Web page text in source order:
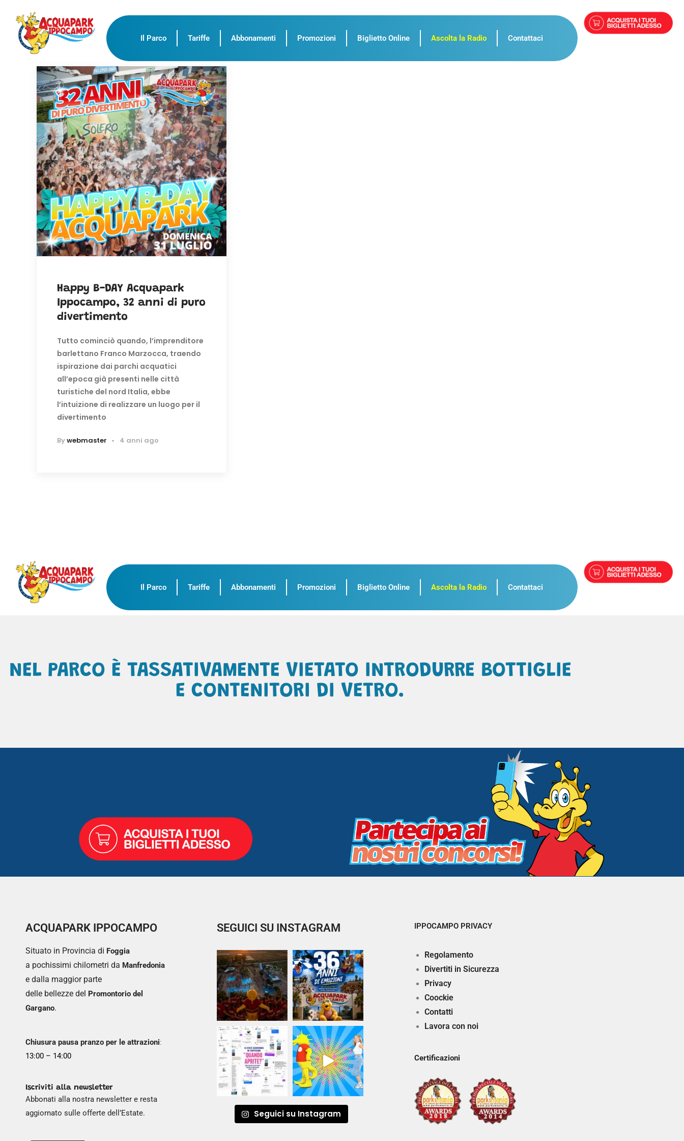
Il Parco Tariffe Abbonamenti Promozioni Biglietto Online Ascolta la Radio Contattaci
Happy B-DAY Acquapark
Ippocampo, 32 anni di puro
divertimento
Tutto cominciò quando, l’imprenditore
barlettano Franco Marzocca, traendo
ispirazione dai parchi acquatici
all’epoca già presenti nelle città
turistiche del nord Italia, ebbe
l’intuizione di realizzare un luogo per il
divertimento
Bywebmaster 4 anni ago
Il Parco Tariffe Abbonamenti Promozioni Biglietto Online Ascolta la Radio Contattaci
NEL PARCO È TASSATIVAMENTE VIETATO INTRODURRE BOTTIGLIE
E CONTENITORI DI VETRO.
ACQUAPARK IPPOCAMPO
Situato in Provincia di Foggia
a pochissimi chilometri da Manfredonia
e dalla maggior parte
delle bellezze del Promontorio del
Gargano.
Chiusura pausa pranzo per le attrazioni:
13:00 – 14:00
Iscriviti alla newsletter
Abbonati alla nostra newsletter e resta
aggiornato sulle offerte dell’Estate.
SEGUICI SU INSTAGRAM
Seguici su Instagram
IPPOCAMPO PRIVACY
Regolamento
Divertiti in Sicurezza
Privacy
Coockie
Contatti
Lavora con noi
Certificazioni